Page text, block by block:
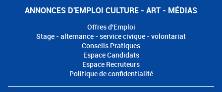
ANNONCES D'EMPLOI CULTURE - ART - MÉDIAS
Offres d'Emploi
Stage - alternance - service civique - volontariat
Conseils Pratiques
Espace Candidats
Espace Recruteurs
Politique de confidentialité